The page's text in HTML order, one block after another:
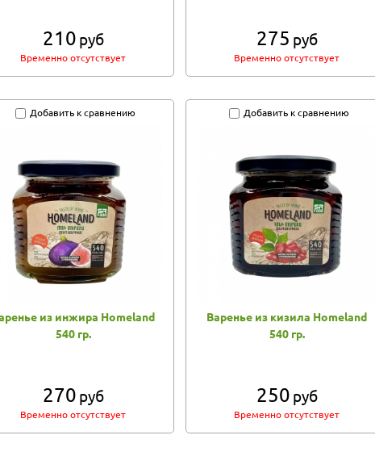
210 руб
Временно отсутствует
275 руб
Временно отсутствует
Добавить к сравнению
из инжира Homeland
540 гр.
270 руб
Временно отсутствует
Добавить к сравнению
Варенье из кизила Homeland
540 гр.
250 руб
Временно отсутствует